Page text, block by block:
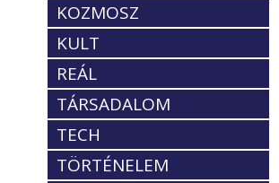
KOZMOSZ
KULT
REÁL
TÁRSADALOM
TECH
TÖRTÉNELEM